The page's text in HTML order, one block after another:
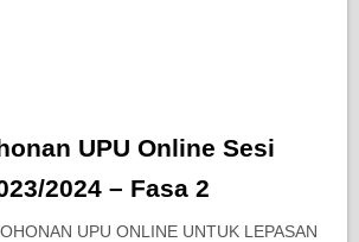
UPU Online Sesi
2024 – Fasa 2
UPU ONLINE UNTUK LEPASAN